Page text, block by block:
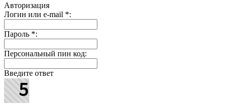
Авторизация
Логин или e-mail *:
Пароль *:
Персональный пин код:
Введите ответ